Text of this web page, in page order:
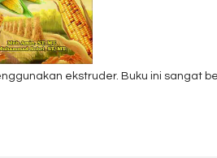
ekstruder. Buku ini sangat